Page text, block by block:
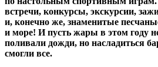
встречи, конкурсы, экскурсии,
и, конечно же, знаменитые
и море! И пусть жары в этом году
поливали дожди, но насладиться
смогли все.